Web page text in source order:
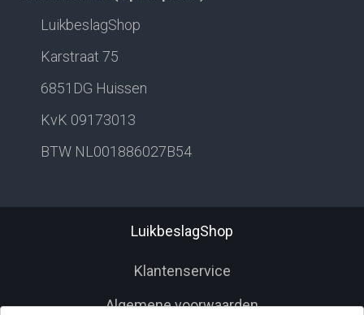
LuikbeslagShop
Karstraat 75
6851DG Huissen
KvK 09173013
BTW NL001886027B54
LuikbeslagShop
Klantenservice
Algemene voorwaarden